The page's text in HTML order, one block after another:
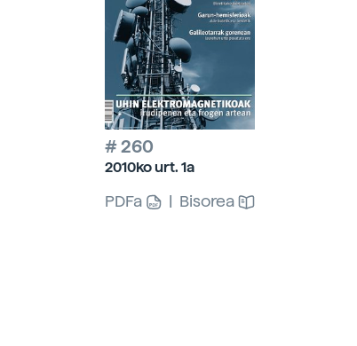
# 260
2010ko urt. 1a
PDFa | Bisorea